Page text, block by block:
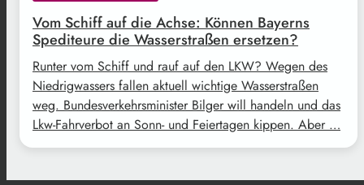
Vom Schiff auf die Achse: Können Bayerns
Spediteure die Wasserstraßen ersetzen?
Runter vom Schiff und rauf auf den LKW? Wegen des
Niedrigwassers fallen aktuell wichtige Wasserstraßen
weg. Bundesverkehrsminister Bilger will handeln und das
Lkw-Fahrverbot an Sonn- und Feiertagen kippen. Aber …